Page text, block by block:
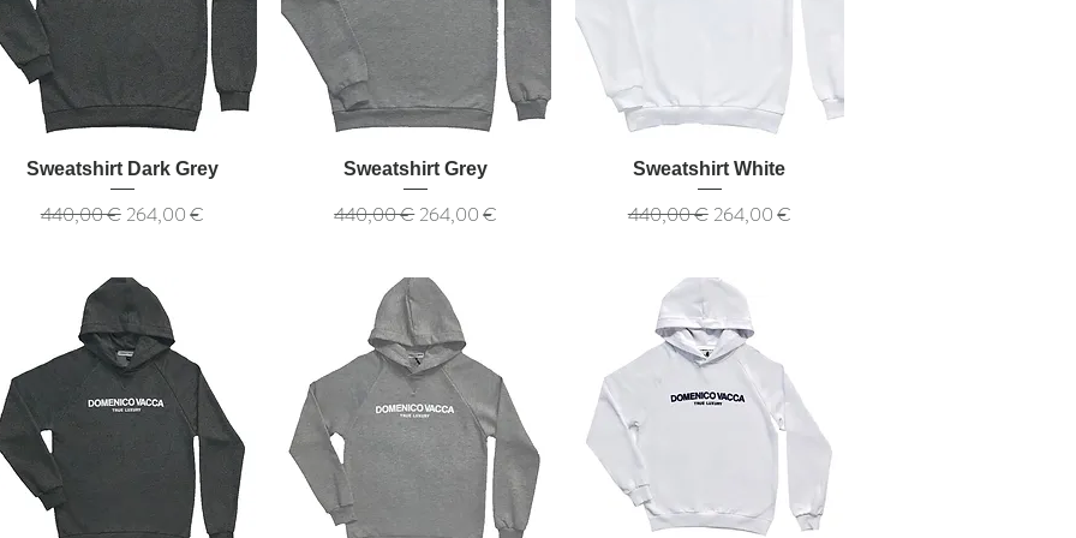
Sweatshirt Dark Grey
Обычная цена
440,00 € Цена со скидкой
264,00 €
Sweatshirt Grey
Обычная цена
440,00 € Цена со скидкой
264,00 €
Sweatshirt White
Обычная цена
440,00 € Цена со скидкой
264,00 €